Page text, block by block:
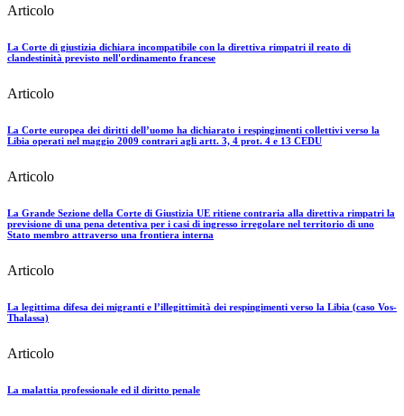
Articolo
La Corte di giustizia dichiara incompatibile con la direttiva rimpatri il reato di
clandestinità previsto nell'ordinamento francese
Articolo
La Corte europea dei diritti dell’uomo ha dichiarato i respingimenti collettivi verso la
Libia operati nel maggio 2009 contrari agli artt. 3, 4 prot. 4 e 13 CEDU
Articolo
La Grande Sezione della Corte di Giustizia UE ritiene contraria alla direttiva rimpatri la
previsione di una pena detentiva per i casi di ingresso irregolare nel territorio di uno
Stato membro attraverso una frontiera interna
Articolo
La legittima difesa dei migranti e l’illegittimità dei respingimenti verso la Libia (caso Vos-
Thalassa)
Articolo
La malattia professionale ed il diritto penale